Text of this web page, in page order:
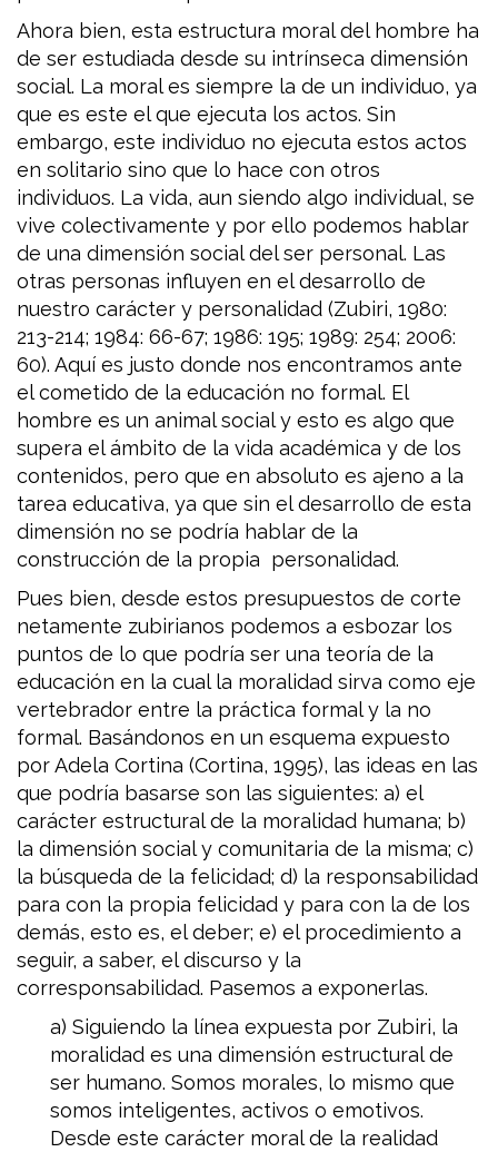
Ahora bien, esta estructura moral del hombre ha
de ser estudiada desde su intrínseca dimensión
social. La moral es siempre la de un individuo, ya
que es este el que ejecuta los actos. Sin
embargo, este individuo no ejecuta estos actos
en solitario sino que lo hace con otros
individuos. La vida, aun siendo algo individual, se
vive colectivamente y por ello podemos hablar
de una dimensión social del ser personal. Las
otras personas influyen en el desarrollo de
nuestro carácter y personalidad (Zubiri, 1980:
213-214; 1984: 66-67; 1986: 195; 1989: 254; 2006:
60). Aquí es justo donde nos encontramos ante
el cometido de la educación no formal. El
hombre es un animal social y esto es algo que
supera el ámbito de la vida académica y de los
contenidos, pero que en absoluto es ajeno a la
tarea educativa, ya que sin el desarrollo de esta
dimensión no se podría hablar de la
construcción de la propia personalidad.
Pues bien, desde estos presupuestos de corte
netamente zubirianos podemos a esbozar los
puntos de lo que podría ser una teoría de la
educación en la cual la moralidad sirva como eje
vertebrador entre la práctica formal y la no
formal. Basándonos en un esquema expuesto
por Adela Cortina (Cortina, 1995), las ideas en las
que podría basarse son las siguientes: a) el
carácter estructural de la moralidad humana; b)
la dimensión social y comunitaria de la misma; c)
la búsqueda de la felicidad; d) la responsabilidad
para con la propia felicidad y para con la de los
demás, esto es, el deber; e) el procedimiento a
seguir, a saber, el discurso y la
corresponsabilidad. Pasemos a exponerlas.
a) Siguiendo la línea expuesta por Zubiri, la
moralidad es una dimensión estructural de
ser humano. Somos morales, lo mismo que
somos inteligentes, activos o emotivos.
Desde este carácter moral de la realidad